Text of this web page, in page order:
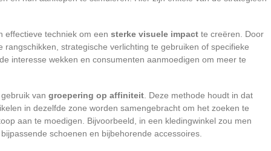
effectieve techniek om een sterke visuele impact te creëren. Door
rangschikken, strategische verlichting te gebruiken of specifieke
interesse wekken en consumenten aanmoedigen om meer te
van groepering op affiniteit. Deze methode houdt in dat
in dezelfde zone worden samengebracht om het zoeken te
aan te moedigen. Bijvoorbeeld, in een kledingwinkel zou men
schoenen en bijbehorende accessoires.